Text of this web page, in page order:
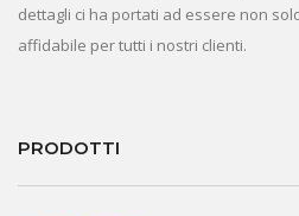
dettagli ci ha portati ad essere non
affidabile per tutti i nostri clienti.
PRODOTTI